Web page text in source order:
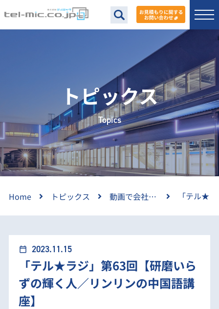
トピックス
Topics
Home トピックス 動画で会社紹介 「テル★
ラジ」第63回【研磨いらずの輝く人／リンリンの中国語
講座】
calendar_today 2023.11.15
「テル★ラジ」第63回【研磨いら
ずの輝く人／リンリンの中国語講
座】